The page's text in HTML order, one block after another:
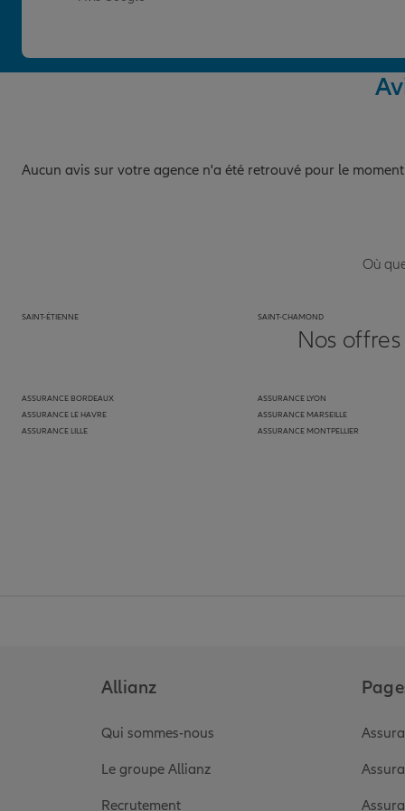
Aucun avis sur votre agence n'a été retrouvé pour le moment
Où
SAINT-ÉTIENNE SAINT-CHAMOND
Nos
ASSURANCE BORDEAUX
ASSURANCE LE HAVRE
ASSURANCE LILLE
ASSURANCE LYON
ASSURANCE MARSEILLE
ASSURANCE MONTPELLIER
Allianz
Qui sommes-nous
Le groupe Allianz
Recrutement